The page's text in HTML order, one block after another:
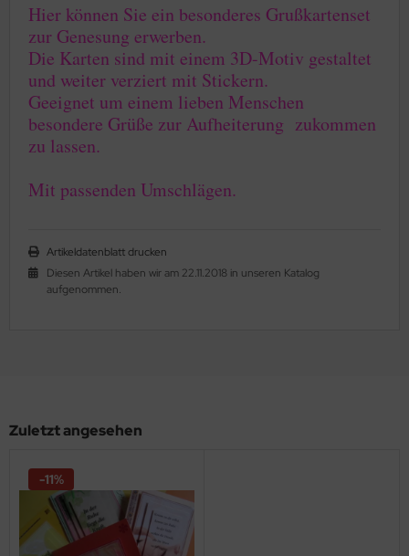
Hier können Sie ein besonderes Grußkartenset
zur Genesung erwerben.
Die Karten sind mit einem 3D-Motiv gestaltet
und weiter verziert mit Stickern.
Geeignet um einem lieben Menschen
besondere Grüße zur Aufheiterung zukommen
zu lassen.
Mit passenden Umschlägen.
Artikeldatenblatt drucken
Diesen Artikel haben wir am 22.11.2018 in unseren Katalog
aufgenommen.
Zuletzt angesehen
-11%